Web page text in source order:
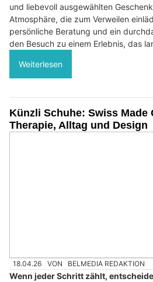
und liebevoll ausgewählten
Atmosphäre, die zum Verweilen
persönliche Beratung und ein
den Besuch zu einem Erlebnis, das
Weiterlesen
Künzli Schuhe: Swiss Made
Therapie, Alltag und Design
18.04.26 VON BELMEDIA REDAKTION
Wenn jeder Schritt zählt,